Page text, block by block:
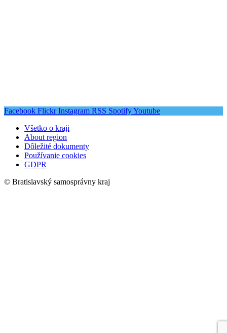
Facebook Flickr Instagram RSS SpotifyYoutube
Všetko o kraji
About region
Dôležité dokumenty
Používanie cookies
GDPR
© Bratislavský samosprávny kraj